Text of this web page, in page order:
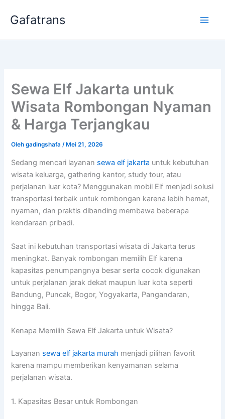
Gafatrans
Sewa Elf Jakarta untuk
Wisata Rombongan Nyaman
& Harga Terjangkau
Olehgadingshafa/ Mei 21, 2026
Sedang mencari layanan sewa elf jakarta untuk kebutuhan
wisata keluarga, gathering kantor, study tour, atau
perjalanan luar kota? Menggunakan mobil Elf menjadi solusi
transportasi terbaik untuk rombongan karena lebih hemat,
nyaman, dan praktis dibanding membawa beberapa
kendaraan pribadi.
Saat ini kebutuhan transportasi wisata di Jakarta terus
meningkat. Banyak rombongan memilih Elf karena
kapasitas penumpangnya besar serta cocok digunakan
untuk perjalanan jarak dekat maupun luar kota seperti
Bandung, Puncak, Bogor, Yogyakarta, Pangandaran,
hingga Bali.
Kenapa Memilih Sewa Elf Jakarta untuk Wisata?
Layanan sewa elf jakarta murah menjadi pilihan favorit
karena mampu memberikan kenyamanan selama
perjalanan wisata.
1. Kapasitas Besar untuk Rombongan